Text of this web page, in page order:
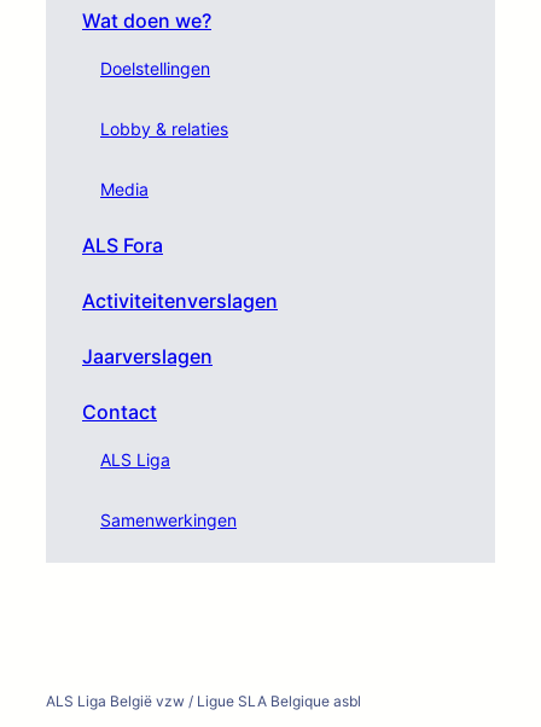
Wat doen we?
Doelstellingen
Lobby & relaties
Media
ALS Fora
Activiteitenverslagen
Jaarverslagen
Contact
ALS Liga
Samenwerkingen
ALS Liga België vzw / Ligue SLA Belgique asbl